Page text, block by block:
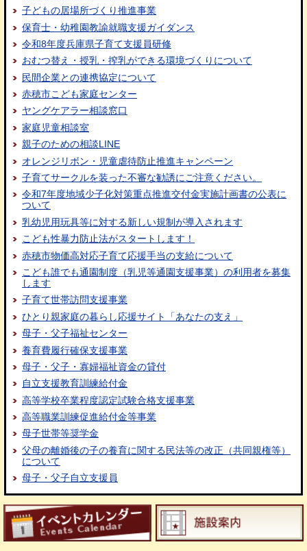
子どもの居場所づくり推進事業
保育士・幼稚園教諭就職支援ガイダンス
令和8年度兵庫県子育て支援員研修
おむつ替え・授乳・搾乳ができる環境づくりについて
民間企業との連携協定について
赤穂市こども家庭センター
ヤングケアラー相談窓口
家庭児童相談室
親子のための相談LINE
オレンジリボン・児童虐待防止推進キャンペーン
子育てサークルを装った不審な勧誘にご注意ください。
令和7年度地域少子化対策重点推進交付金実施計画書の公表に
ついて
乳幼児用玩具等に対する新しい規制が導入されます
こども性暴力防止法がスタートします！
赤穂市物価高対応子育て応援手当の支給について
こども誰でも通園制度（乳児等通園支援事業）の利用者を募集
します
子育て世帯訪問支援事業
ひとり親家庭の暮らし応援サイト「あなたの支え」
母子・父子福祉センター
養育費履行確保支援事業
母子・父子・寡婦福祉資金の貸付
自立支援教育訓練給付金
高等学校卒業程度認定試験合格支援事業
高等職業訓練促進給付金等事業
母子世帯等奨学金
父母の離婚後の子の養育に関する民法等の改正（共同親権等）
について
母子・父子自立支援員